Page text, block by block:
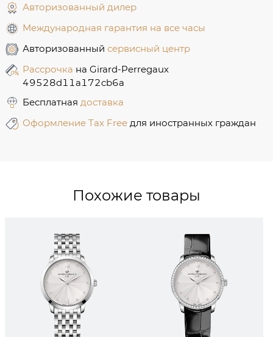
Авторизованный дилер
Международная гарантия на все часы
Авторизованный сервисный центр
Рассрочка на Girard-Perregaux
49528d11a172cb6a
Бесплатная доставка
Оформление Tax Free для иностранных граждан
Похожие товары